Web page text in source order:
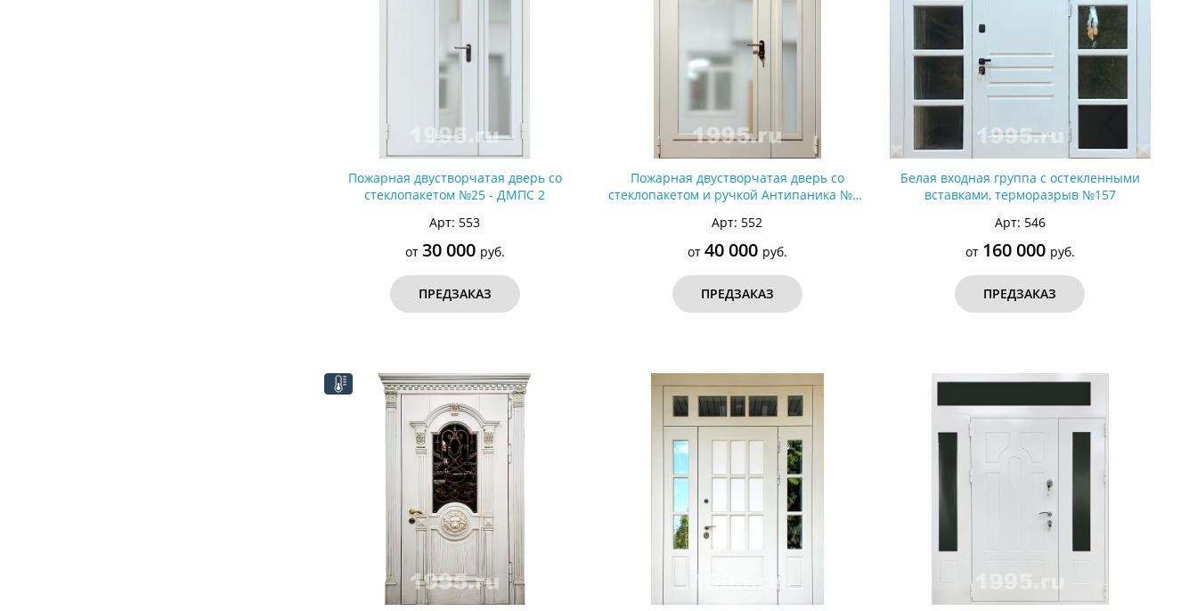
Пожарная двустворчатая дверь со
стеклопакетом №25 - ДМПС 2
Арт: 553
от 30 000 руб.
ПРЕДЗАКАЗ
Пожарная двустворчатая дверь со
стеклопакетом и ручкой Антипаника №24
Арт: 552
от 40 000 руб.
ПРЕДЗАКАЗ
Белая входная группа с остекленными
вставками, терморазрыв №157
Арт: 546
от 160 000 руб.
ПРЕДЗАКАЗ